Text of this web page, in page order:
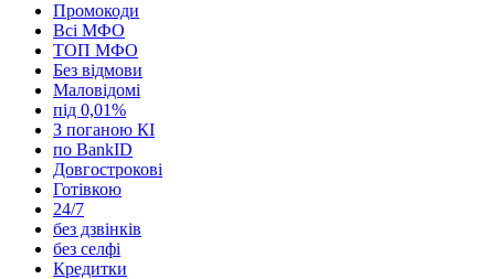
Промокоди
Всі МФО
ТОП МФО
Без відмови
Маловідомі
під 0,01%
З поганою КІ
по BankID
Довгострокові
Готівкою
24/7
без дзвінків
без селфі
Кредитки